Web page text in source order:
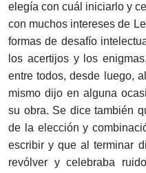
elegía con cuál iniciarlo y
con muchos intereses de
formas de desafío
los acertijos y los
entre todos, desde luego,
mismo dijo en alguna
su obra. Se dice también
de la elección y
escribir y que al terminar
revólver y celebraba